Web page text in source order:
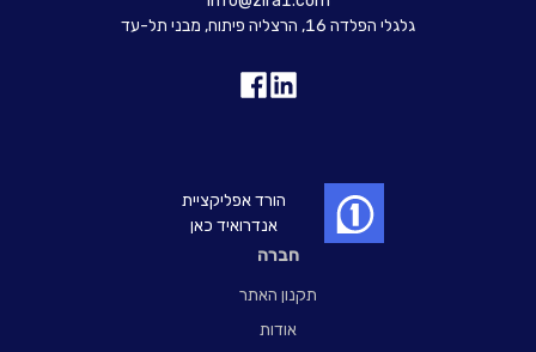
חברה
תקנון האתר
אודות
גלגלי הפלדה 16, הרצליה פיתוח, מבני תל-עד
הורד אפליקציית
אנדרואיד כאן